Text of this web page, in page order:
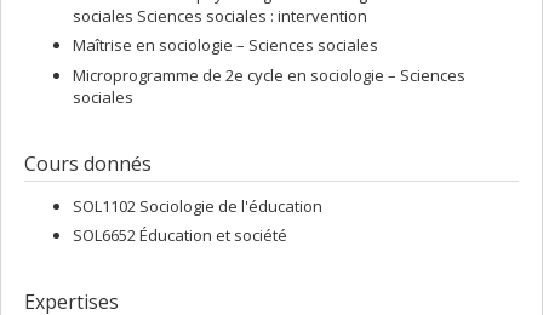
sociales Sciences sociales : intervention
Maîtrise en sociologie – Sciences sociales
Microprogramme de 2e cycle en sociologie – Sciences
sociales
Cours donnés
SOL1102 Sociologie de l'éducation
SOL6652 Éducation et société
Expertises